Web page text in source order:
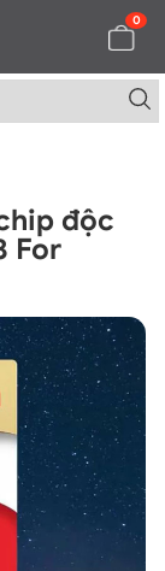
0
độc
For